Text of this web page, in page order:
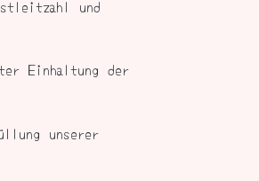
und
Einhaltung der
unserer